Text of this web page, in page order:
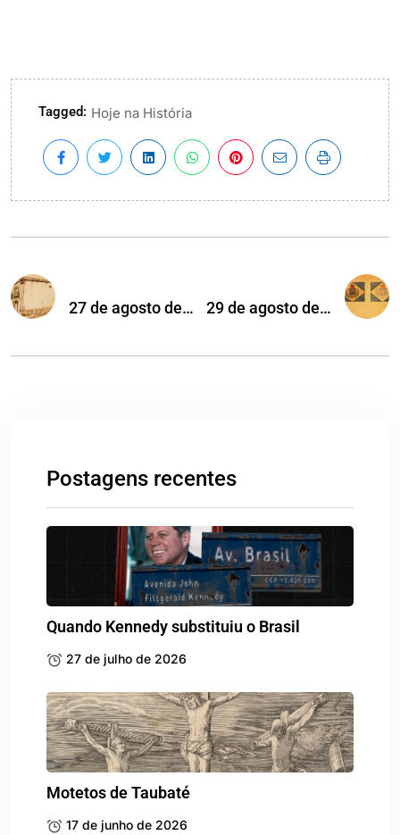
Tagged: Hoje na História
27 de agosto de… 29 de agosto de…
Postagens recentes
Quando Kennedy substituiu o Brasil
27 de julho de 2026
Motetos de Taubaté
17 de junho de 2026